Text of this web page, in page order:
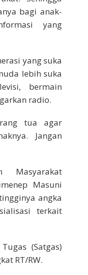
bagi anak-
yang
yang suka
lebih suka
bermain
radio.
tua agar
Jangan
Masyarakat
Masuni
angka
terkait
(Satgas)
RT/RW.